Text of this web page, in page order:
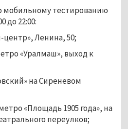
мобильному тестированию
до 22:00:
центр», Ленина, 50;
«Уралмаш», выход к
на Сиреневом
«Площадь 1905 года», на
переулков;